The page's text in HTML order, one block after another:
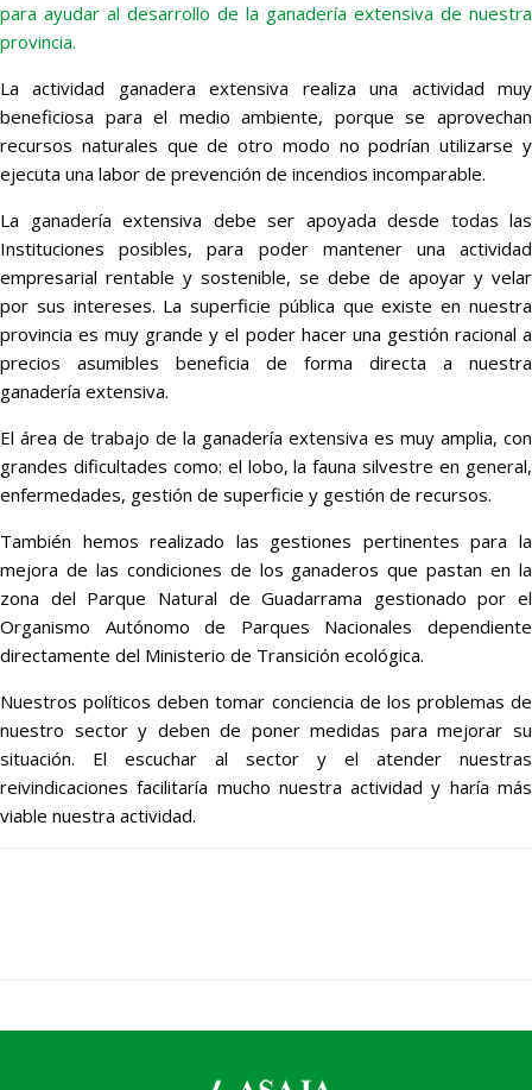
para ayudar al desarrollo de la ganadería extensiva de nuestra
provincia.
La actividad ganadera extensiva realiza una actividad muy
beneficiosa para el medio ambiente, porque se aprovechan
recursos naturales que de otro modo no podrían utilizarse y
ejecuta una labor de prevención de incendios incomparable.
La ganadería extensiva debe ser apoyada desde todas las
Instituciones posibles, para poder mantener una actividad
empresarial rentable y sostenible, se debe de apoyar y velar
por sus intereses. La superficie pública que existe en nuestra
provincia es muy grande y el poder hacer una gestión racional a
precios asumibles beneficia de forma directa a nuestra
ganadería extensiva.
El área de trabajo de la ganadería extensiva es muy amplia, con
grandes dificultades como: el lobo, la fauna silvestre en general,
enfermedades, gestión de superficie y gestión de recursos.
También hemos realizado las gestiones pertinentes para la
mejora de las condiciones de los ganaderos que pastan en la
zona del Parque Natural de Guadarrama gestionado por el
Organismo Autónomo de Parques Nacionales dependiente
directamente del Ministerio de Transición ecológica.
Nuestros políticos deben tomar conciencia de los problemas de
nuestro sector y deben de poner medidas para mejorar su
situación. El escuchar al sector y el atender nuestras
reivindicaciones facilitaría mucho nuestra actividad y haría más
viable nuestra actividad.